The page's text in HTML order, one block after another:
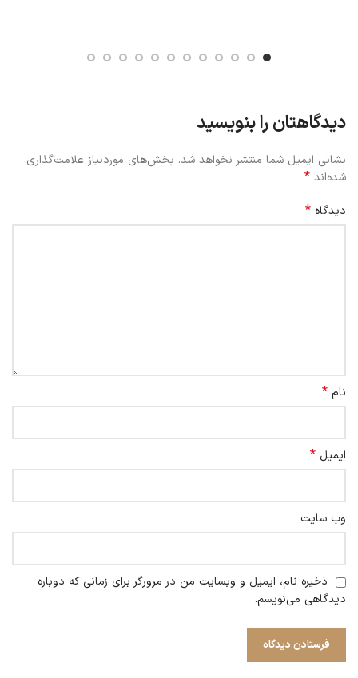
دیدگاهتان را بنویسید
نشانی ایمیل شما منتشر نخواهد شد. بخش‌های موردنیاز علامت‌گذاری
شده‌اند *
دیدگاه *
نام *
ایمیل *
وب‌ سایت
ذخیره نام، ایمیل و وبسایت من در مرورگر برای زمانی که دوباره
دیدگاهی می‌نویسم.